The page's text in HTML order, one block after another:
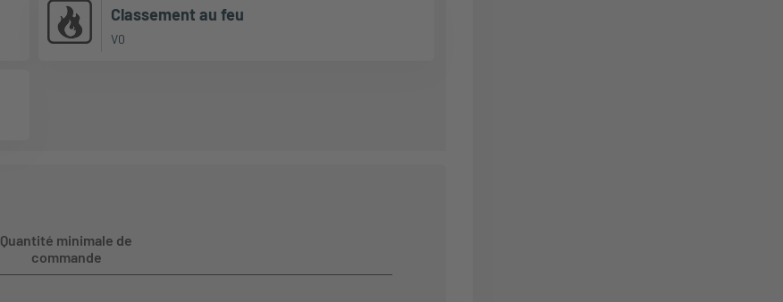
Classement au feu
V0
Quantité minimale de
commande